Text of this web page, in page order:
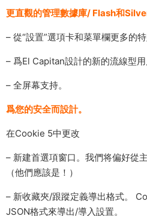
更直觀的管理數據庫/ Flash和
– 從“設置”選項卡和菜單欄更多的特
– 爲El Capitan設計的新的流線型用
– 全屏幕支持。
爲您的安全而設計。
在Cookie 5中更改
– 新建首選項窗口。我們将偏好從
（他們應該是！）
– 新收藏夾/跟蹤定義導出格式。
JSON格式來導出/導入設置。